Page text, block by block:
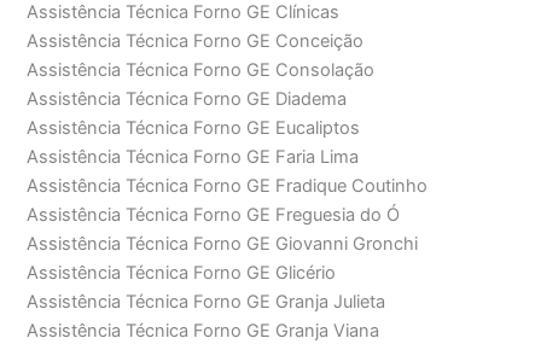
Assistência Técnica Forno GE Clínicas
Assistência Técnica Forno GE Conceição
Assistência Técnica Forno GE Consolação
Assistência Técnica Forno GE Diadema
Assistência Técnica Forno GE Eucaliptos
Assistência Técnica Forno GE Faria Lima
Assistência Técnica Forno GE Fradique Coutinho
Assistência Técnica Forno GE Freguesia do Ó
Assistência Técnica Forno GE Giovanni Gronchi
Assistência Técnica Forno GE Glicério
Assistência Técnica Forno GE Granja Julieta
Assistência Técnica Forno GE Granja Viana